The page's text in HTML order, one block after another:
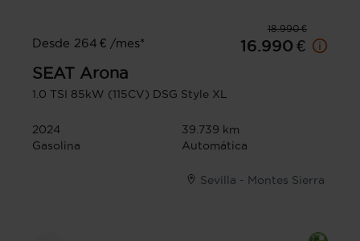
18.990 €
Desde 264 € /mes*
16.990 €
SEAT Arona
1.0 TSI 85kW (115CV) DSG Style XL
2024
39.739 km
Gasolina
Automática
Sevilla - Montes Sierra